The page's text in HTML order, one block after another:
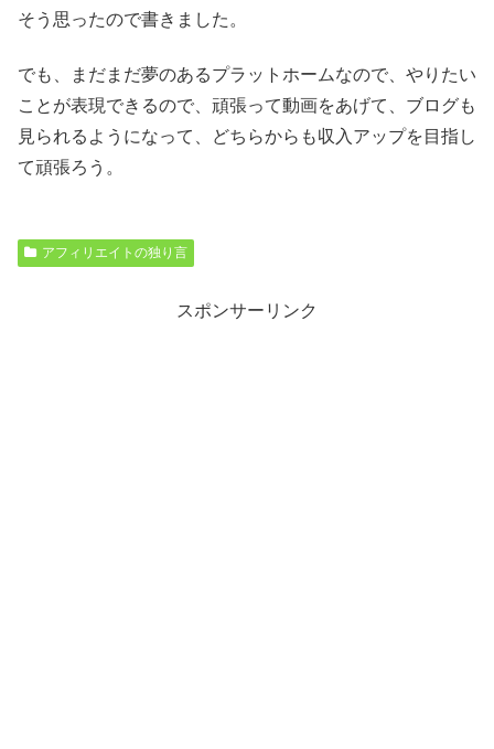
そう思ったので書きました。
でも、まだまだ夢のあるプラットホームなので、やりたい
ことが表現できるので、頑張って動画をあげて、ブログも
見られるようになって、どちらからも収入アップを目指し
て頑張ろう。
アフィリエイトの独り言
スポンサーリンク